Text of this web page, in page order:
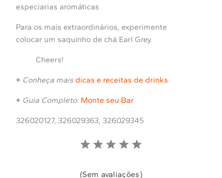
especiarias aromáticas
Para os mais extraordinários, experimente
colocar um saquinho de chá Earl Grey.
Cheers!
+ Conheça mais dicas e receitas de drinks
+ Guia Completo: Monte seu Bar
326020127, 326029363, 326029345
(Sem avaliações)